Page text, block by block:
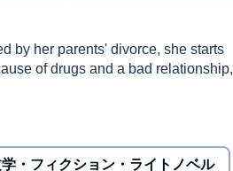
by her parents' divorce, she starts
of drugs and a bad relationship,
・フィクション・ライトノベル